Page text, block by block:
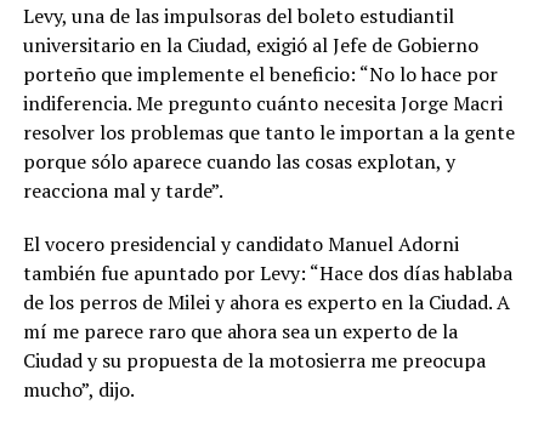
Levy, una de las impulsoras del boleto estudiantil
universitario en la Ciudad, exigió al Jefe de Gobierno
porteño que implemente el beneficio: “No lo hace por
indiferencia. Me pregunto cuánto necesita Jorge Macri
resolver los problemas que tanto le importan a la gente
porque sólo aparece cuando las cosas explotan, y
reacciona mal y tarde”.
El vocero presidencial y candidato Manuel Adorni
también fue apuntado por Levy: “Hace dos días hablaba
de los perros de Milei y ahora es experto en la Ciudad. A
mí me parece raro que ahora sea un experto de la
Ciudad y su propuesta de la motosierra me preocupa
mucho”, dijo.